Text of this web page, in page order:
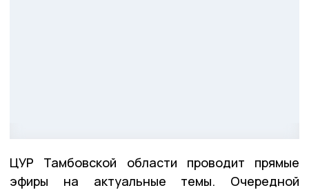
ЦУР Тамбовской области проводит прямые
эфиры на актуальные темы. Очередной